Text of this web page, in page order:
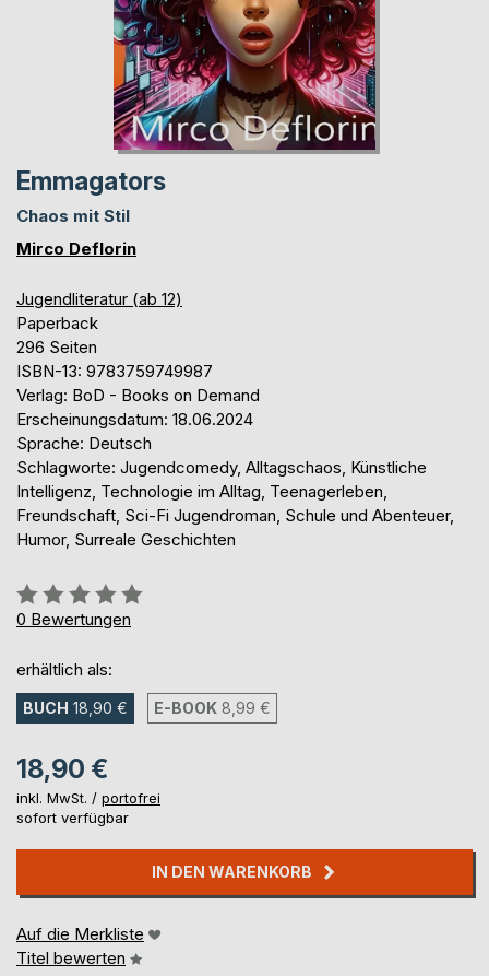
Emmagators
Chaos mit Stil
Mirco Deflorin
Jugendliteratur (ab 12)
Paperback
296 Seiten
ISBN-13: 9783759749987
Verlag: BoD - Books on Demand
Erscheinungsdatum: 18.06.2024
Sprache: Deutsch
Schlagworte: Jugendcomedy, Alltagschaos, Künstliche
Intelligenz, Technologie im Alltag, Teenagerleben,
Freundschaft, Sci-Fi Jugendroman, Schule und Abenteuer,
Humor, Surreale Geschichten
Bewertung::
0%
0 Bewertungen
erhältlich als:
BUCH 18,90 € E-BOOK 8,99 €
18,90 €
inkl. MwSt. / portofrei
sofort verfügbar
IN DEN WARENKORB
Auf die Merkliste
Titel bewerten